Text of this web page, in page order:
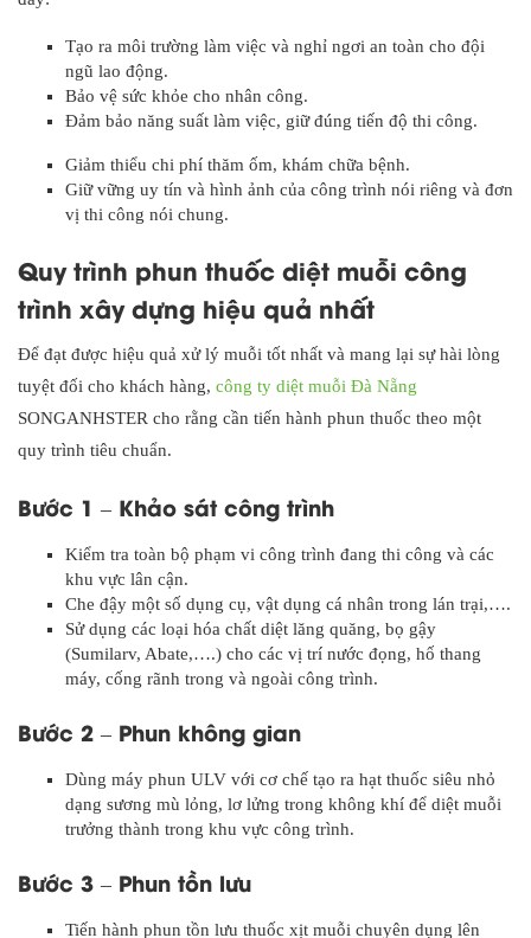
Tạo ra môi trường làm việc và nghỉ ngơi an toàn cho đội
ngũ lao động.
Bảo vệ sức khỏe cho nhân công.
Đảm bảo năng suất làm việc, giữ đúng tiến độ thi công.
Giảm thiểu chi phí thăm ốm, khám chữa bệnh.
Giữ vững uy tín và hình ảnh của công trình nói riêng và đơn
vị thi công nói chung.
Quy trình phun thuốc diệt muỗi công
trình xây dựng hiệu quả nhất
Để đạt được hiệu quả xử lý muỗi tốt nhất và mang lại sự hài lòng
tuyệt đối cho khách hàng, công ty diệt muỗi Đà Nẵng
SONGANHSTER cho rằng cần tiến hành phun thuốc theo một
quy trình tiêu chuẩn.
Bước 1 – Khảo sát công trình
Kiểm tra toàn bộ phạm vi công trình đang thi công và các
khu vực lân cận.
Che đậy một số dụng cụ, vật dụng cá nhân trong lán trại,….
Sử dụng các loại hóa chất diệt lăng quăng, bọ gậy
(Sumilarv, Abate,….) cho các vị trí nước đọng, hố thang
máy, cống rãnh trong và ngoài công trình.
Bước 2 – Phun không gian
Dùng máy phun ULV với cơ chế tạo ra hạt thuốc siêu nhỏ
dạng sương mù lỏng, lơ lửng trong không khí để diệt muỗi
trưởng thành trong khu vực công trình.
Bước 3 – Phun tồn lưu
Tiến hành phun tồn lưu thuốc xịt muỗi chuyên dụng lên